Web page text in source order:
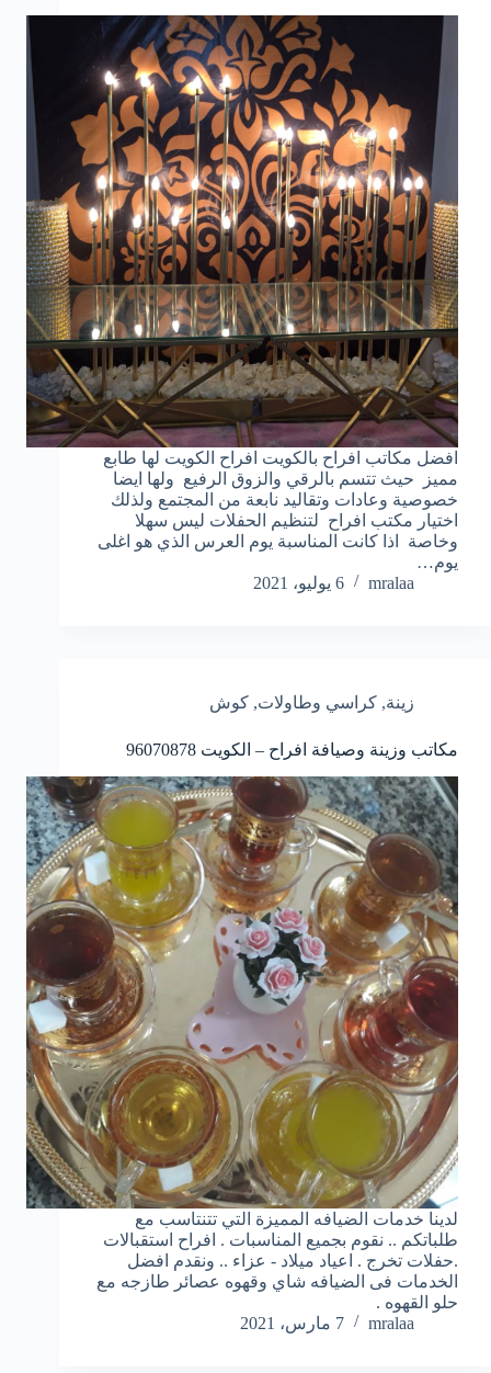
افضل مكاتب افراح بالكويت افراح الكويت لها طابع
مميز حيث تتسم بالرقي والزوق الرفيع ولها ايضا
خصوصية وعادات وتقاليد نابعة من المجتمع ولذلك
اختيار مكتب افراح لتنظيم الحفلات ليس سهلا
وخاصة اذا كانت المناسبة يوم العرس الذي هو اغلى
يوم…
mralaa
6 يوليو، 2021
زينة, كراسي وطاولات, كوش
مكاتب وزينة وصيافة افراح – الكويت 96070878
لدينا خدمات الضيافه المميزة التي تتنتاسب مع
طلباتكم .. نقوم بجميع المناسبات . افراح استقبالات
.حفلات تخرج . اعياد ميلاد - عزاء .. ونقدم افضل
الخدمات فى الضيافه شاي وقهوه عصائر طازجه مع
حلو القهوه .
mralaa
7 مارس، 2021